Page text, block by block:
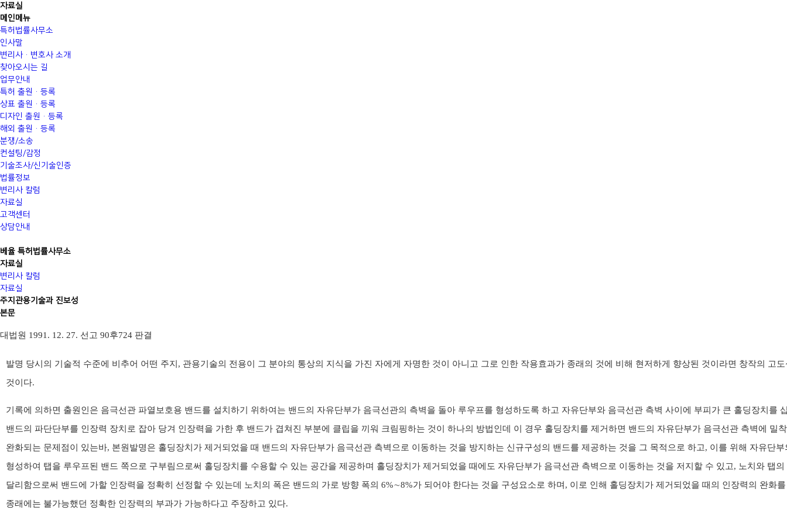
자료실
메인메뉴
특허법률사무소
인사말
변리사·변호사 소개
찾아오시는 길
업무안내
특허 출원·등록
상표 출원·등록
디자인 출원·등록
해외 출원·등록
분쟁/소송
컨설팅/감정
기술조사/신기술인증
법률정보
변리사 칼럼
자료실
고객센터
상담안내
베율 특허법률사무소
자료실
변리사 칼럼
자료실
주지관용기술과 진보성
본문
대법원 1991. 12. 27. 선고 90후724 판결
발명 당시의 기술적 수준에 비추어 어떤 주지, 관용기술의 전용이 그 분야의 통상의 지식을 가진 자에게 자명한 것이 아니고 그로 인한 작용효과가 종래의 것에 비해 현저하게 향상된 것이라면 창작의 고
것이다.
기록에 의하면 출원인은 음극선관 파열보호용 밴드를 설치하기 위하여는 밴드의 자유단부가 음극선관의 측벽을 돌아 루우프를 형성하도록 하고 자유단부와 음극선관 측벽 사이에 부피가 큰 홀딩장치를
밴드의 파단단부를 인장력 장치로 잡아 당겨 인장력을 가한 후 밴드가 겹쳐진 부분에 클립을 끼워 크림핑하는 것이 하나의 방법인데 이 경우 홀딩장치를 제거하면 밴드의 자유단부가 음극선관 측벽에 밀
완화되는 문제점이 있는바, 본원발명은 홀딩장치가 제거되었을 때 밴드의 자유단부가 음극선관 측벽으로 이동하는 것을 방지하는 신규구성의 밴드를 제공하는 것을 그 목적으로 하고, 이를 위해 자유단
형성하여 탭을 루우프된 밴드 쪽으로 구부림으로써 홀딩장치를 수용할 수 있는 공간을 제공하며 홀딩장치가 제거되었을 때에도 자유단부가 음극선관 측벽으로 이동하는 것을 저지할 수 있고, 노치와 탭
달리함으로써 밴드에 가할 인장력을 정확히 선정할 수 있는데 노치의 폭은 밴드의 가로 방향 폭의 6%∼8%가 되어야 한다는 것을 구성요소로 하며, 이로 인해 홀딩장치가 제거되었을 때의 인장력의 완화
종래에는 불가능했던 정확한 인장력의 부과가 가능하다고 주장하고 있다.